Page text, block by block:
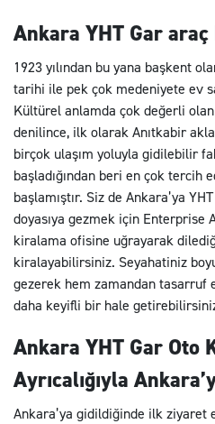
Ankara YHT Gar
1923 yılından bu yana başkent
tarihi ile pek çok medeniyete ev
Kültürel anlamda çok değerli
denilince, ilk olarak Anıtkabir
birçok ulaşım yoluyla gidilebilir
başladığından beri en çok tercih
başlamıştır. Siz de Ankara’ya
doyasıya gezmek için Enterprise
kiralama ofisine uğrayarak
kiralayabilirsiniz. Seyahatiniz
gezerek hem zamandan tasarruf
daha keyifli bir hale
Ankara YHT Gar Oto
Ayrıcalığıyla
Ankara’ya gidildiğinde ilk ziyaret